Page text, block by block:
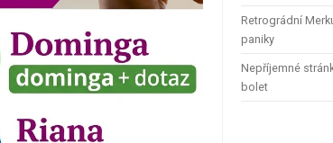
Retrográdní
paniky
Nepříjemné
bolet